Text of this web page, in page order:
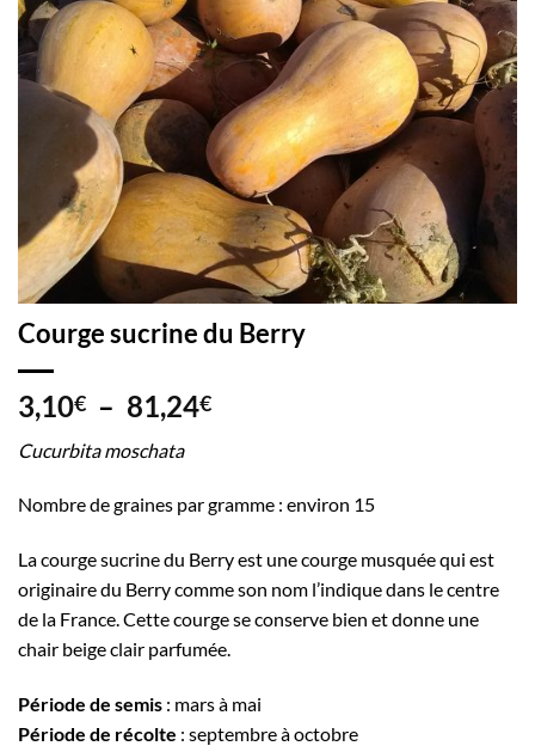
Courge sucrine du Berry
3,10€ – 81,24€Plage
à
81,24€
Cucurbita moschata
Nombre de graines par gramme : environ 15
La courge sucrine du Berry est une courge musquée qui est
originaire du Berry comme son nom l’indique dans le centre
de la France. Cette courge se conserve bien et donne une
chair beige clair parfumée.
Période de semis : mars à mai
Période de récolte : septembre à octobre